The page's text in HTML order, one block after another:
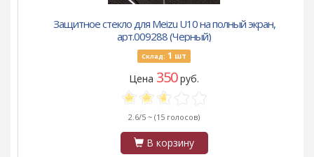
Защитное стекло для Meizu U10 на полный экран,
арт.009288 (Черный)
Склад: 1 шт
Цена 350руб.
2.6/5 ~ (15 голосов)
В корзину